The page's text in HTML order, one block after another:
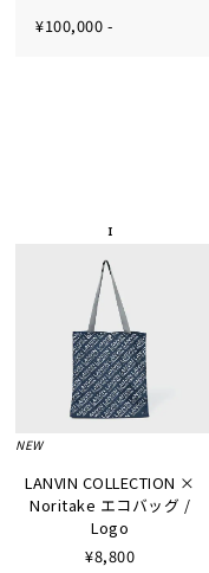
¥100,000 -
NEW
LANVIN COLLECTION ×
Noritake エコバッグ /
Logo
¥8,800